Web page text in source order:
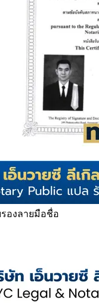
องลายมือชื่อ